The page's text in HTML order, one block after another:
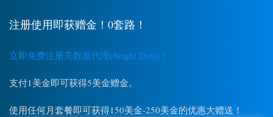
注册使用即获赠金！0套路！
立即免费注册亮数据代理(Bright Data)！
支付1美金即可获得5美金赠金。
使用任何月套餐即可获得150美金-250美金的优惠大赠送！